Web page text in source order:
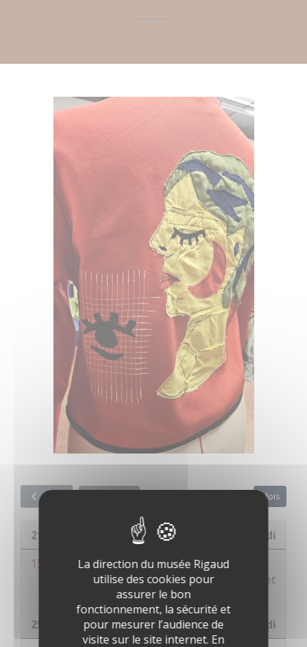
2026 Mois
21 février 2026
samedi
15:00 - 17:00
Evénement - Médiations «
La mode réinvente Maillol et
Picasso »
25 février 2026
mercredi
La direction du musée Rigaud
utilise des cookies pour
assurer le bon
fonctionnement, la sécurité et
pour mesurer l’audience de
visite sur le site internet. En